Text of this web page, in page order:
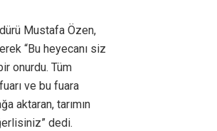
Mustafa Özen,
“Bu heyecanı siz
onurdu. Tüm
ve bu fuara
aktaran, tarımın
dedi.